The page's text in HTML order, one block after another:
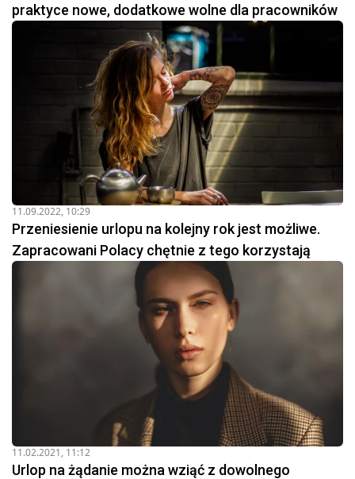
praktyce nowe, dodatkowe wolne dla pracowników
11.09.2022, 10:29
Przeniesienie urlopu na kolejny rok jest możliwe.
Zapracowani Polacy chętnie z tego korzystają
11.02.2021, 11:12
Urlop na żądanie można wziąć z dowolnego